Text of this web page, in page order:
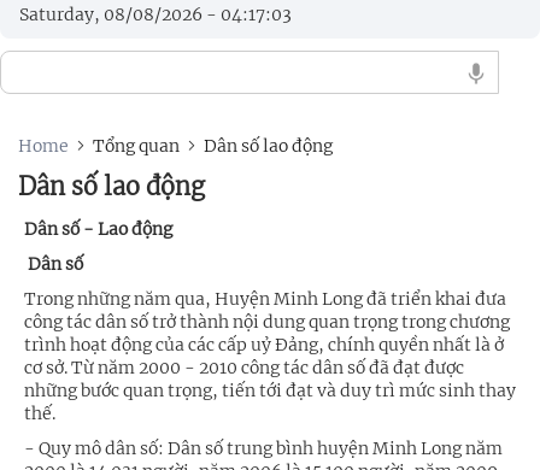
Saturday, 08/08/2026 - 04:17:03
Home Tổng quan Dân số lao động
Dân số lao động
Dân số - Lao động
Dân số
Trong những năm qua, Huyện Minh Long đã triển khai đưa
công tác dân số trở thành nội dung quan trọng trong chương
trình hoạt động của các cấp uỷ Đảng, chính quyền nhất là ở
cơ sở. Từ năm 2000 - 2010 công tác dân số đã đạt được
những bước quan trọng, tiến tới đạt và duy trì mức sinh thay
thế.
- Quy mô dân số: Dân số trung bình huyện Minh Long năm